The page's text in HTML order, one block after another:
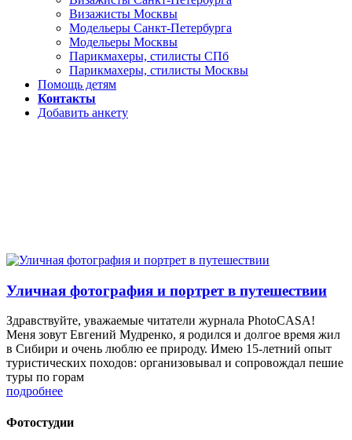
Визажисты Москвы
Модельеры Санкт-Петербурга
Модельеры Москвы
Парикмахеры, стилисты СПб
Парикмахеры, стилисты Москвы
Помощь детям
Контакты
Добавить анкету
Уличная фотография и портрет в путешествии
Здравствуйте, уважаемые читатели журнала PhotoCASA!
Меня зовут Евгений Мудренко, я родился и долгое время жил
в Сибири и очень люблю ее природу. Имею 15-летний опыт
туристических походов: организовывал и сопровождал пешие
туры по горам
подробнее
Фотостудии